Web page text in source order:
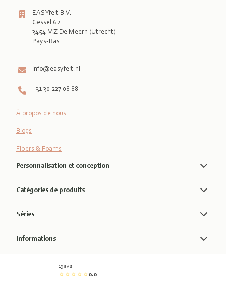
EASYfelt B.V.
Gessel 62
3454 MZ De Meern (Utrecht)
Pays-Bas
info@easyfelt.nl
+31 30 227 08 88
À propos de nous
Blogs
Fibers & Foams
Personnalisation et conception
Catégories de produits
Séries
Informations
19 avis
0.0